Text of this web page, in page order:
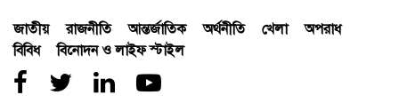
জাতীয় রাজনীতি আন্তর্জাতিক অর্থনীতি খেলা
অপরাধ
বিবিধ
বিনোদন ও লাইফ স্টাইল